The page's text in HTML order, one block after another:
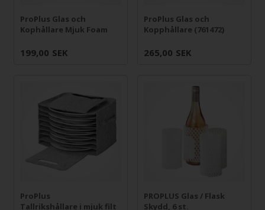
ProPlus Glas och
Kophållare Mjuk Foam
199,00 SEK
ProPlus Glas och
Kopphållare (761472)
265,00 SEK
ProPlus
Tallrikshållare i mjuk filt
PROPLUS Glas / Flask
Skydd, 6 st.